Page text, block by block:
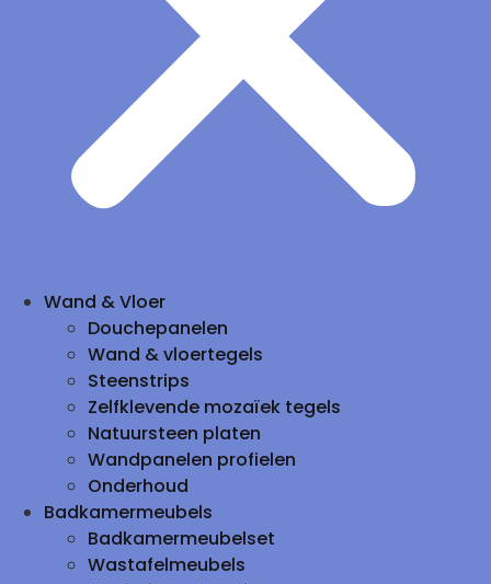
Wand & Vloer
Douchepanelen
Wand & vloertegels
Steenstrips
Zelfklevende mozaïek tegels
Natuursteen platen
Wandpanelen profielen
Onderhoud
Badkamermeubels
Badkamermeubelset
Wastafelmeubels